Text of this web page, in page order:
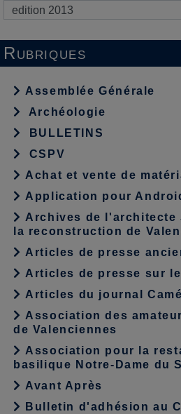
Rubriques
Assemblée Générale
Archéologie
BULLETINS
CSPV
Achat et vente de
Application pour
Archives de l'architecte
la reconstruction de
Articles de presse
Articles de presse sur le
Articles du journal
Association des
de Valenciennes
Association pour la
basilique Notre-Dame du
Avant Après
Bulletin d'adhésion au